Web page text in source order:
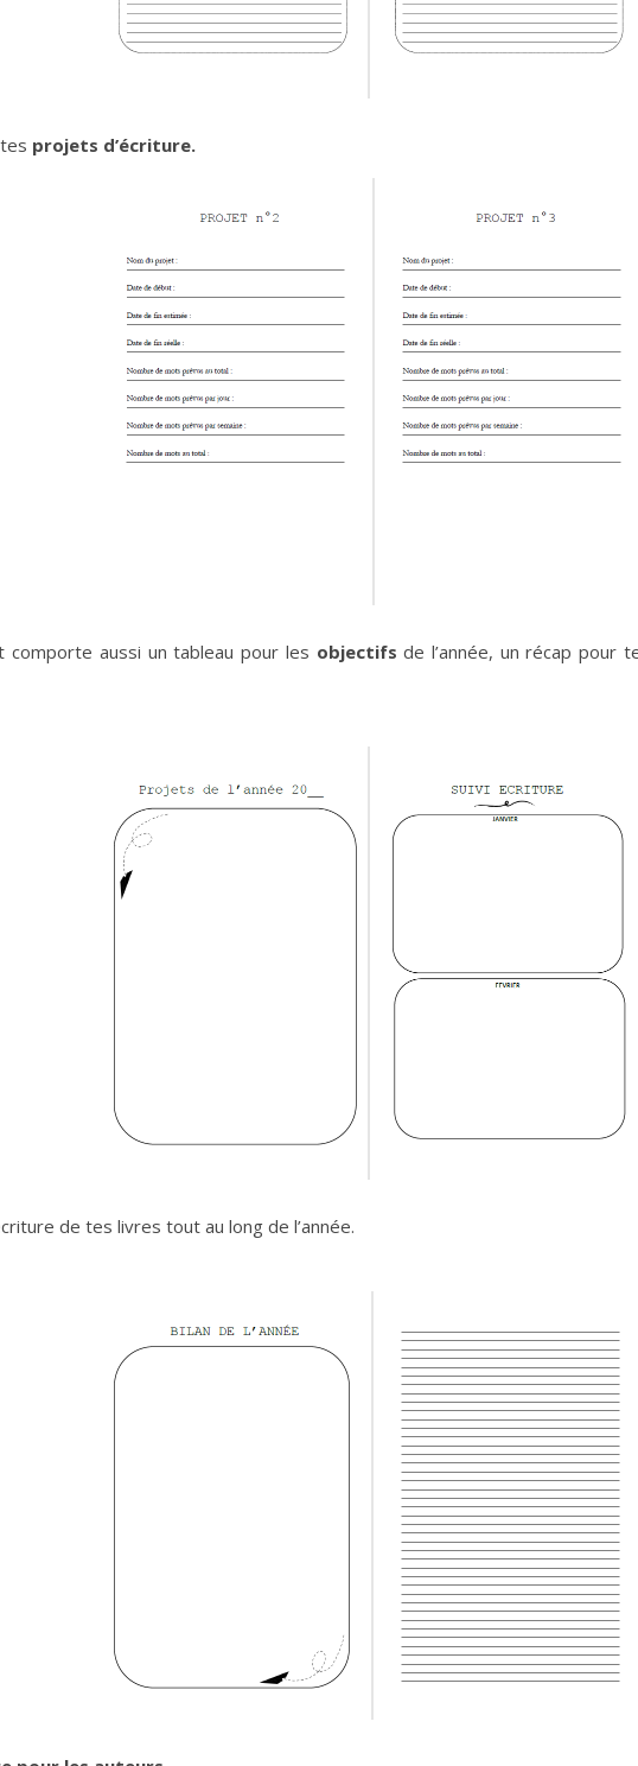
projets d’écriture.
comporte aussi un tableau pour les objectifsde l’année, un récap pour
de tes livres tout au long de l’année.